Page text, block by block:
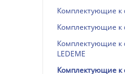
Комплектующие к
Комплектующие к
Комплектующие к
LEDEME
Комплектующие к